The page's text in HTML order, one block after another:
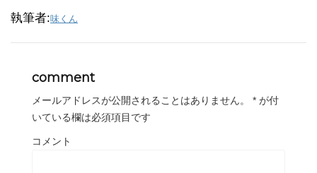
執筆者:味くん
comment
メールアドレスが公開されることはありません。 * が付
いている欄は必須項目です
コメント